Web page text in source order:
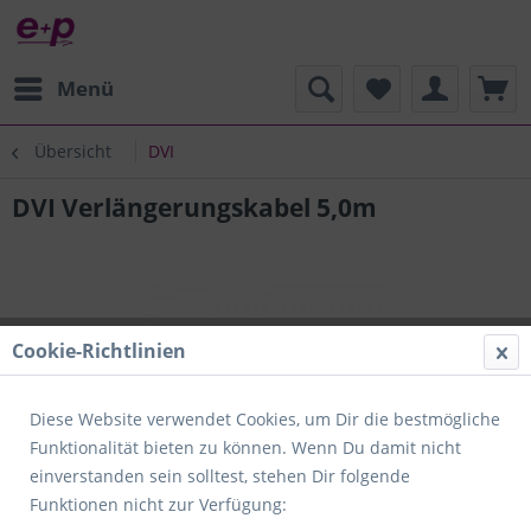
Menü
Übersicht DVI
DVI Verlängerungskabel 5,0m
Cookie-Richtlinien
Diese Website verwendet Cookies, um Dir die bestmögliche
Funktionalität bieten zu können. Wenn Du damit nicht
einverstanden sein solltest, stehen Dir folgende
Funktionen nicht zur Verfügung: